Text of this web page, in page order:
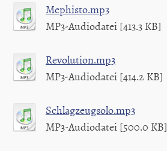
Mephisto.mp3
MP3-Audiodatei [413.3 KB]
Revolution.mp3
MP3-Audiodatei [414.2 KB]
Schlagzeugsolo.mp3
MP3-Audiodatei [500.0 KB]